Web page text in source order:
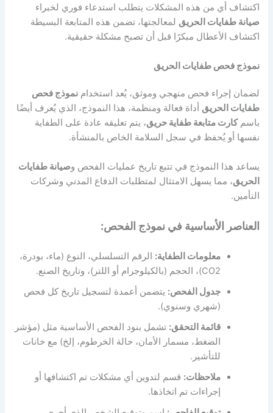
اكتشاف أي من هذه المشكلات يتطلب استدعاء فوري لخبراء
صيانة طفايات الحريق لمعالجتها، تضمن هذه المتابعة البسيطة
اكتشاف الأعطال مبكرًا قبل أن تصبح مشكلة حقيقية.
نموذج فحص طفايات الحريق
لضمان إجراء فحص منهجي وموثق، يُعد استخدامنموذج فحص
طفايات الحريق أداة فعالة ومنظمة، هذا النموذج، الذي يُعرف أيضًا
باسمكارت متابعة طفاية حريق، يتم تعليقه عادة على الطفاية
نفسها أو يُحفظ في سجل السلامة الخاص بالمنشأة.
يساعد هذا النموذج في تتبع تاريخ عمليات الفحص وصيانة طفايات
الحريق، مما يسهل الامتثال لمتطلبات الدفاع المدني وشركات
التأمين.
العناصر الأساسية في نموذج الفحص:
معلومات الطفاية: الرقم التسلسلي، النوع (ماء، بودرة،
CO2)، الحجم (بالكيلوجرام أو اللتر)، وتاريخ الصنع.
جدول الفحص: يتضمن أعمدة لتسجيل تاريخ كل فحص
(شهري وسنوي).
قائمة التحقق: تشمل بنود الفحص الأساسية مثل (مؤشر
الضغط، مسمار الأمان، حالة الخرطوم، إلخ) مع خانات
للتأشير.
ملاحظات: قسم لتدوين أي مشكلات تم اكتشافها أو
إجراءات تم اتخاذها.